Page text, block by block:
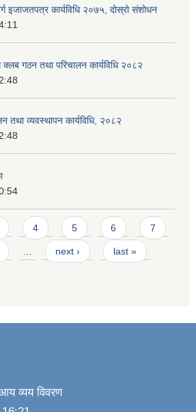
इजाजतपत्र कार्यविधि २०७५, दोस्रो संशोधन
क्लब गठन तथा परिचालन कार्यविधि २०८२
व्यवस्थापन कार्यविधि, २०८२
4 5 6 7
next › last »
व्यय विवरण